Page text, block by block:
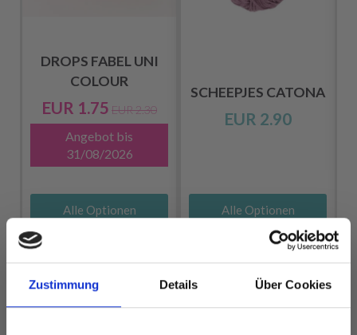
Zustimmung Details Über Cookies
DROPS FABEL UNI
COLOUR
EUR 1.75 EUR 2.30
Angebot bis
31/08/2026
Alle Optionen
SCHEEPJES CATONA
EUR 2.90
Alle Optionen
ansehen